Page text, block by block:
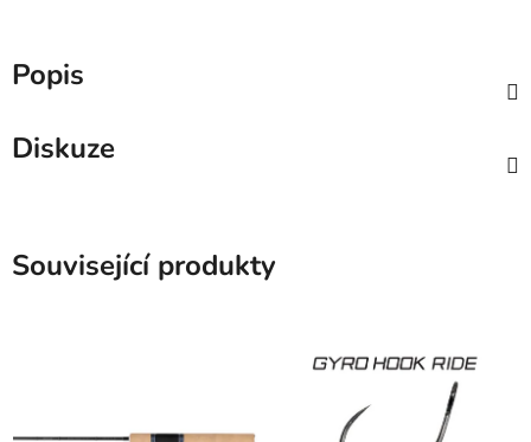
Popis
Diskuze
Související produkty